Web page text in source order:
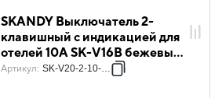
SKANDY Выключатель 2-
клавишный с индикацией для
отелей 10А SK-V16B бежевый
IEK
Артикул: SK-V20-2-10-K10